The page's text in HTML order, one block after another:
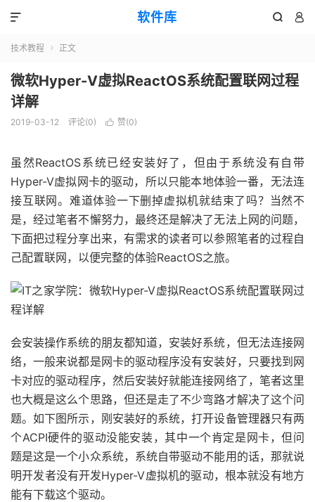
软件库  

技术教程  正文
微软Hyper-V虚拟ReactOS系统配置联网过程
详解
2019-03-12 评论(0)  赞(0)
虽然ReactOS系统已经安装好了，但由于系统没有自带
Hyper-V虚拟网卡的驱动，所以只能本地体验一番，无法连
接互联网。难道体验一下删掉虚拟机就结束了吗？当然不
是，经过笔者不懈努力，最终还是解决了无法上网的问题，
下面把过程分享出来，有需求的读者可以参照笔者的过程自
己配置联网，以便完整的体验ReactOS之旅。
会安装操作系统的朋友都知道，安装好系统，但无法连接网
络，一般来说都是网卡的驱动程序没有安装好，只要找到网
卡对应的驱动程序，然后安装好就能连接网络了，笔者这里
也大概是这么个思路，但还是走了不少弯路才解决了这个问
题。如下图所示，刚安装好的系统，打开设备管理器只有两
个ACPI硬件的驱动没能安装，其中一个肯定是网卡，但问
题是这是一个小众系统，系统自带驱动不能用的话，那就说
明开发者没有开发Hyper-V虚拟机的驱动，根本就没有地方
能有下载这个驱动。